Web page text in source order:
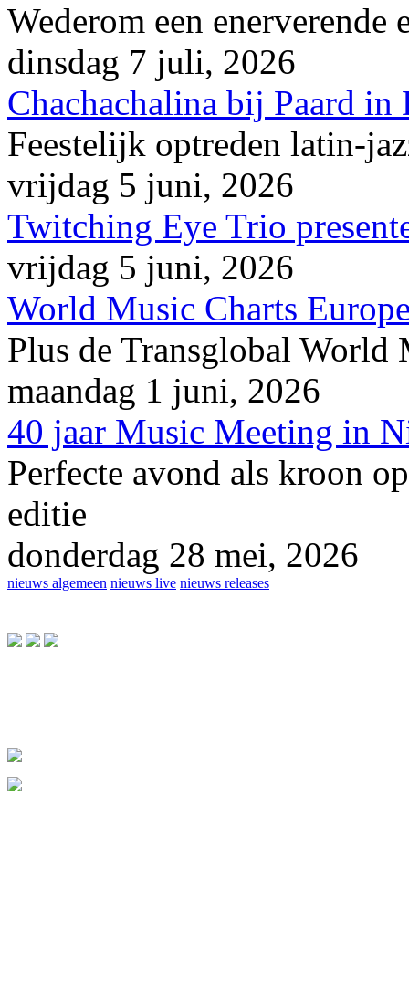
Wederom een enerverende
dinsdag 7 juli, 2026
Chachachalina bij Paard in
Feestelijk optreden latin-
vrijdag 5 juni, 2026
Twitching Eye Trio
vrijdag 5 juni, 2026
World Music Charts
Plus de Transglobal World
maandag 1 juni, 2026
40 jaar Music Meeting in
Perfecte avond als kroon
editie
donderdag 28 mei, 2026
nieuws algemeen nieuws live nieuws releases